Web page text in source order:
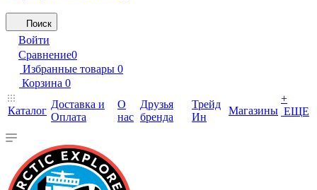
Поиск
Войти
Сравнение0
Избранные товары 0
Корзина 0
Каталог
Доставка и
Оплата
О
нас
Друзья
бренда
Трейд
Ин
Магазины
+
ЕЩЕ